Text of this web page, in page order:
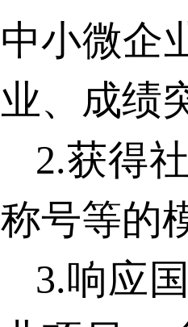
中小微企
业、成绩
2.获得
称号等的
3.响应